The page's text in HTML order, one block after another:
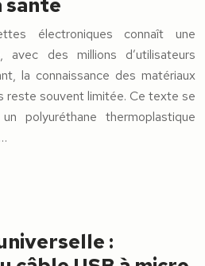
électroniques connaît une
avec des millions d’utilisateurs
la connaissance des matériaux
reste souvent limitée. Ce texte se
polyuréthane thermoplastique
: